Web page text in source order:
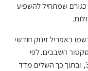
שמתחיל להשפיע
באפריל זינוק חודשי
תפס סקטור השבבים. לפי
הסקירה, סקטור זה זינק באפריל ב-38.4%, ובתוך כך השלים מדד